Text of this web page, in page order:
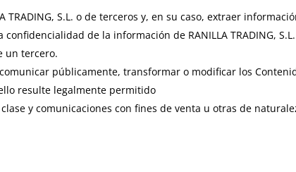
S.L. o de terceros y, en su caso, extraer
de la información de RANILLA TRADING,
un tercero.
públicamente, transformar o modificar los
resulte legalmente permitido
y comunicaciones con fines de venta u otras de